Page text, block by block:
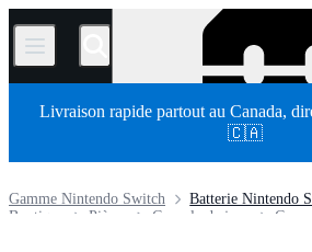
/
Livraison rapide partout au Canada,
🇨🇦
Batterie Nintendo
Gamme Nintendo Switch
Console de jeux
Pièces
Boutique